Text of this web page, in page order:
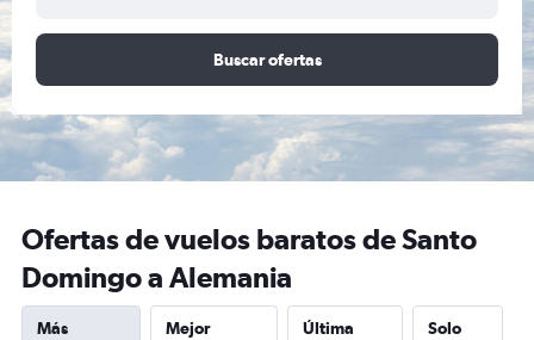
Buscar ofertas
Ofertas de vuelos baratos de Santo
Domingo a Alemania
Más
Mejor
Última
Solo